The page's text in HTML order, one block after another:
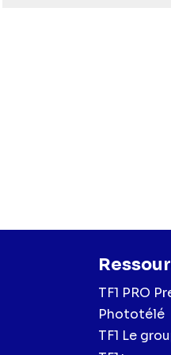
TF1 PRO
Phototélé
TF1 Le